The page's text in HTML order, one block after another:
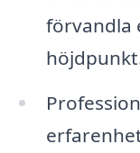
förvandla